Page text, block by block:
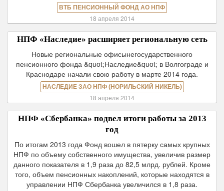
ВТБ ПЕНСИОННЫЙ ФОНД АО НПФ
18 апреля 2014
НПФ «Наследие» расширяет региональную сеть
Новые региональные офисынегосударственного
пенсионного фонда &quot;Наследие&quot; в Волгограде и
Краснодаре начали свою работу в марте 2014 года.
НАСЛЕДИЕ ЗАО НПФ (НОРИЛЬСКИЙ НИКЕЛЬ)
18 апреля 2014
НПФ «Сбербанка» подвел итоги работы за 2013
год
По итогам 2013 года Фонд вошел в пятерку самых крупных
НПФ по объему собственного имущества, увеличив размер
данного показателя в 1,9 раза до 82,5 млрд. рублей. Кроме
того, объем пенсионных накоплений, которые находятся в
управлении НПФ Сбербанка увеличился в 1,8 раза.